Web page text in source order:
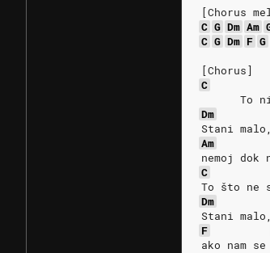
[Chorus
C G Dm Am
C G Dm F G
[Chorus]
C
To
Dm
Stani
Am
nemoj dok
C
To što ne
Dm
Stani
F
ako nam